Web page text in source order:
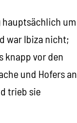
um
war Ibiza nicht;
knapp vor den
und Hofers an
trieb sie